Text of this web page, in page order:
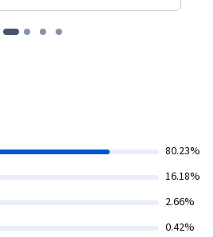
80.23%
16.18%
2.66%
0.42%